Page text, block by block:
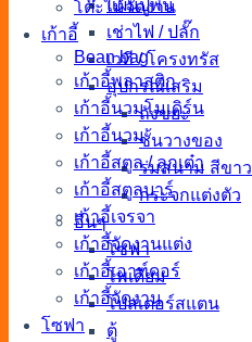
แผ่นปูพื้น
เช่าไฟ / ปลั๊ก
เวที / โครงทรัส
อุปกรณ์เสริม
ถังขยะ
ชั้นวางของ
ร่มสนาม สีขาว
กระจกแต่งตัว
อื่นๆ
โซฟา
โพเดียม
โปสเตอร์สแตน
ตู้
โต๊ะไม้จัดงาน
เก้าอี้
Bean bag
เก้าอี้พลาสติก
เก้าอี้นวมโมเดิร์น
เก้าอี้นวม
เก้าอี้สตูล / ลูกเต๋า
เก้าอี้สตูลบาร์
เก้าอี้เจรจา
เก้าอี้จัดงานแต่ง
เก้าอี้เอาท์ดอร์
เก้าอี้จัดงาน
โซฟา